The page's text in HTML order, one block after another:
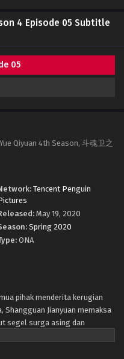
4 Episode 05 Subtitle
05
Qiyuan 4th Season, 斗魂卫之
Tencent Penguin
May 19, 2020
Spring 2020
ONA
pihak menderita kerugian
Shangguan Jianyuan memaksa
segel surga asing dan
yang berisi pohon roh